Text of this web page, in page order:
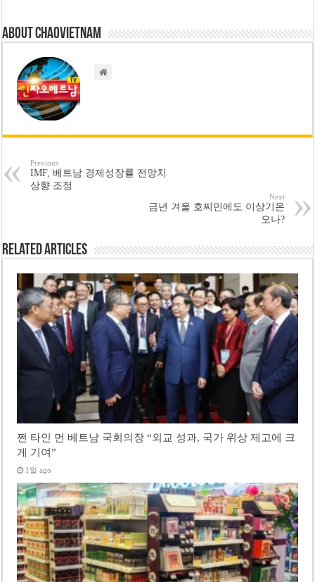
About chaovietnam
Previous
IMF, 베트남 경제성장률 전망치
상향 조정
Next
금년 겨울 호찌민에도 이상기온
오나?
Related Articles
쩐 타인 먼 베트남 국회의장 “외교 성과, 국가 위상 제고에 크
게 기여”
1일 ago